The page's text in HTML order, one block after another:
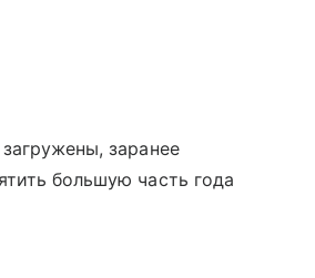
заранее
большую часть года